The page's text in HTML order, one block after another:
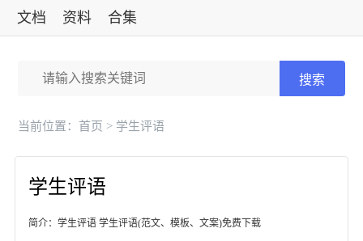
文档 资料 合集
搜索
当前位置： 首页 > 学生评语
学生评语
简介：学生评语 学生评语(范文、模板、文案)免费下载